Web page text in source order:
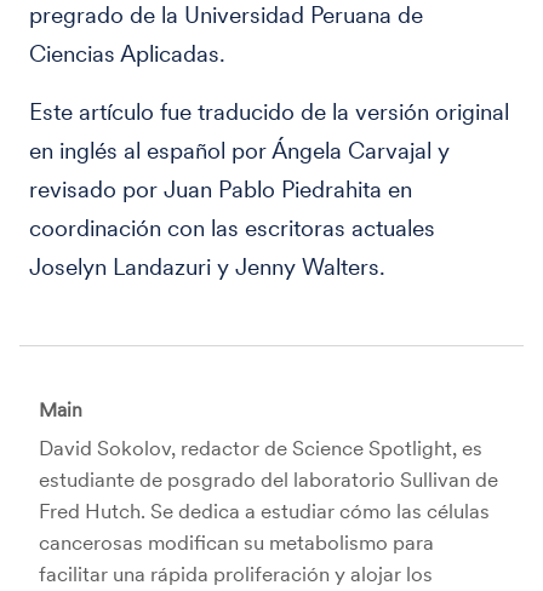
pregrado de la Universidad Peruana de
Ciencias Aplicadas.
Este artículo fue traducido de la versión original
en inglés al español por Ángela Carvajal y
revisado por Juan Pablo Piedrahita en
coordinación con las escritoras actuales
Joselyn Landazuri y Jenny Walters.
Main
David Sokolov, redactor de Science Spotlight, es
estudiante de posgrado del laboratorio Sullivan de
Fred Hutch. Se dedica a estudiar cómo las células
cancerosas modifican su metabolismo para
facilitar una rápida proliferación y alojar los